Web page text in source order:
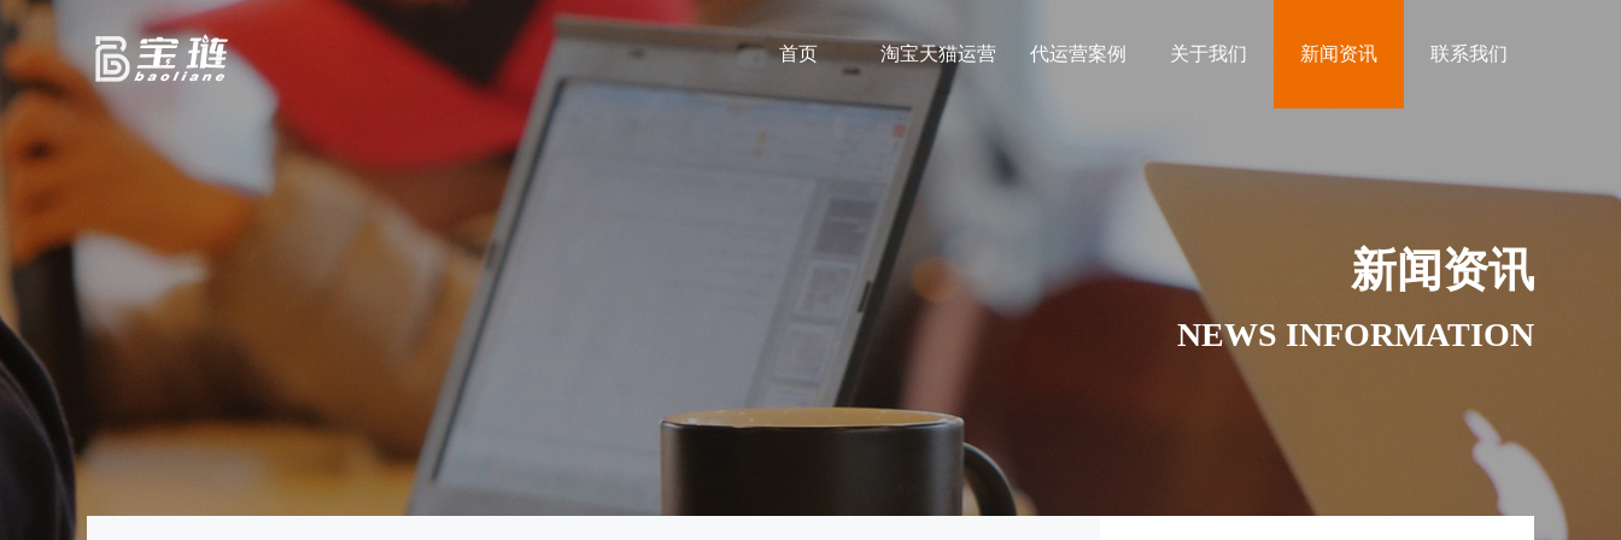
首页 淘宝天猫运营 代运营案例 关于我们 新闻资讯 联系我们
新闻资讯
NEWS INFORMATION